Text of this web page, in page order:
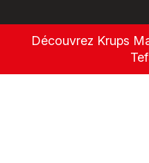
Découvrez Krups